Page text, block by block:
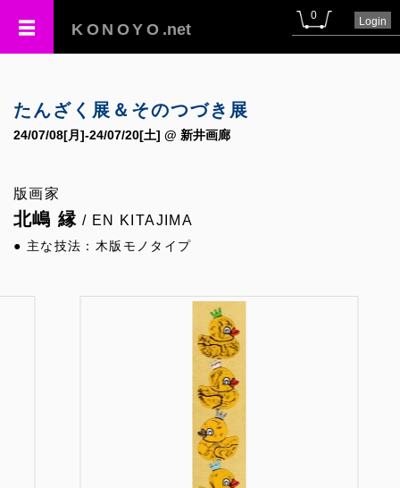
KONOYO .net
0 Login
たんざく展＆そのつづき展
24/07/08[月]-24/07/20[土] @ 新井画廊
版画家
北嶋 縁 / EN KITAJIMA
● 主な技法：木版モノタイプ